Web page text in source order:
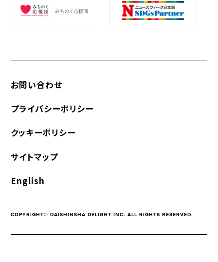
お問い合わせ
プライバシーポリシー
クッキーポリシー
サイトマップ
English
COPYRIGHT© DAISHINSHA DELIGHT INC. ALL RIGHTS RESERVED.